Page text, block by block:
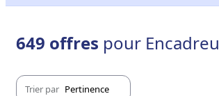
649 offres pour
Trier par Pertinence